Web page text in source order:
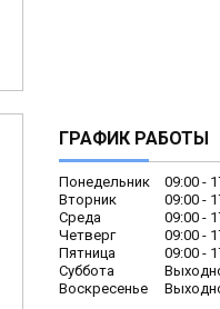
ГРАФИК РАБОТЫ
Понедельник 09:00
Вторник
09:00
Среда
09:00
Четверг
09:00
Пятница
09:00
Суббота
Воскресенье